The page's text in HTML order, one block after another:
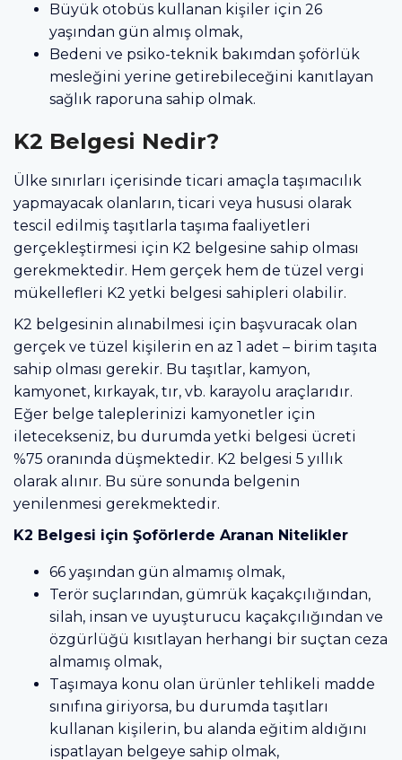
Büyük otobüs kullanan kişiler için 26
yaşından gün almış olmak,
Bedeni ve psiko-teknik bakımdan şoförlük
mesleğini yerine getirebileceğini kanıtlayan
sağlık raporuna sahip olmak.
K2 Belgesi Nedir?
Ülke sınırları içerisinde ticari amaçla taşımacılık
yapmayacak olanların, ticari veya hususi olarak
tescil edilmiş taşıtlarla taşıma faaliyetleri
gerçekleştirmesi için K2 belgesine sahip olması
gerekmektedir. Hem gerçek hem de tüzel vergi
mükellefleri K2 yetki belgesi sahipleri olabilir.
K2 belgesinin alınabilmesi için başvuracak olan
gerçek ve tüzel kişilerin en az 1 adet – birim taşıta
sahip olması gerekir. Bu taşıtlar, kamyon,
kamyonet, kırkayak, tır, vb. karayolu araçlarıdır.
Eğer belge taleplerinizi kamyonetler için
iletecekseniz, bu durumda yetki belgesi ücreti
%75 oranında düşmektedir. K2 belgesi 5 yıllık
olarak alınır. Bu süre sonunda belgenin
yenilenmesi gerekmektedir.
K2 Belgesi için Şoförlerde Aranan Nitelikler
66 yaşından gün almamış olmak,
Terör suçlarından, gümrük kaçakçılığından,
silah, insan ve uyuşturucu kaçakçılığından ve
özgürlüğü kısıtlayan herhangi bir suçtan ceza
almamış olmak,
Taşımaya konu olan ürünler tehlikeli madde
sınıfına giriyorsa, bu durumda taşıtları
kullanan kişilerin, bu alanda eğitim aldığını
ispatlayan belgeye sahip olmak,